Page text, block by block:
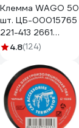
Клемма WAGO 50
шт. ЦБ-00015765
221-413 2661
102661
4.8(124)